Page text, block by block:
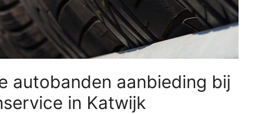
autobanden aanbieding bij
in Katwijk